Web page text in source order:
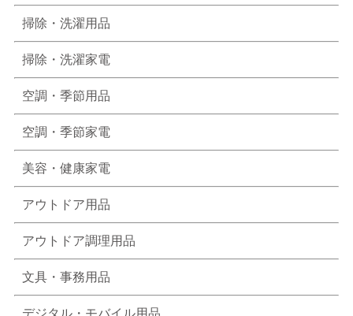
掃除・洗濯用品
掃除・洗濯家電
空調・季節用品
空調・季節家電
美容・健康家電
アウトドア用品
アウトドア調理用品
文具・事務用品